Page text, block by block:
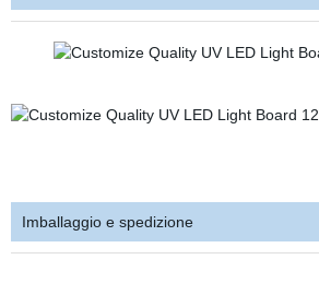
Imballaggio e spedizione